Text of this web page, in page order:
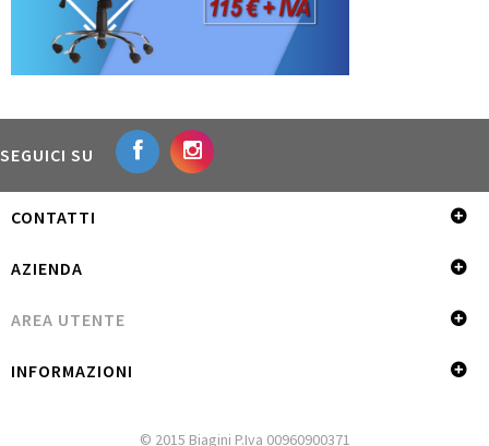
SEGUICI SU
CONTATTI
AZIENDA
AREA UTENTE
INFORMAZIONI
© 2015 Biagini P.Iva 00960900371